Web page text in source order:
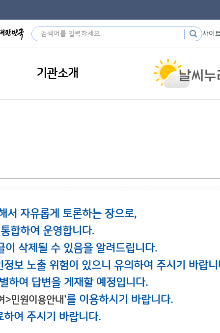
사이
기관소개
서 자유롭게 토론하는 장으로,
합하여 운영합니다.
삭제될 수 있음을 알려드립니다.
보 노출 위험이 있으니 유의하여 주시기 바랍니
하여 답변을 게재할 예정입니다.
>민원이용안내'를 이용하시기 바랍니다.
여 주시기 바랍니다.